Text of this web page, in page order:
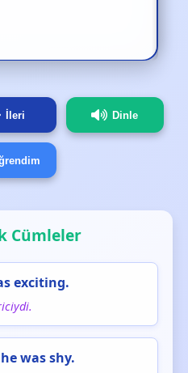
İleri Dinle
Cümleler
exciting.
was shy.